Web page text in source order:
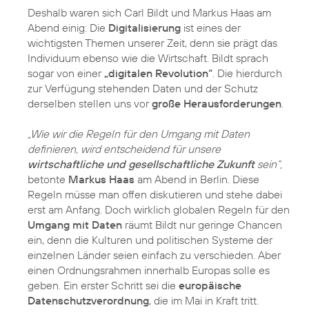
Deshalb waren sich Carl Bildt und Markus Haas am
Abend einig: Die Digitalisierung ist eines der
wichtigsten Themen unserer Zeit, denn sie prägt das
Individuum ebenso wie die Wirtschaft. Bildt sprach
sogar von einer„digitalen Revolution“. Die hierdurch
zur Verfügung stehenden Daten und der Schutz
derselben stellen uns vorgroße Herausforderungen.
„Wie wir die Regeln für den Umgang mit Daten
definieren, wird entscheidend für unsere
wirtschaftliche und gesellschaftliche Zukunftsein“,
betonte Markus Haas am Abend in Berlin. Diese
Regeln müsse man offen diskutieren und stehe dabei
erst am Anfang. Doch wirklich globalen Regeln für den
Umgang mit Daten räumt Bildt nur geringe Chancen
ein, denn die Kulturen und politischen Systeme der
einzelnen Länder seien einfach zu verschieden. Aber
einen Ordnungsrahmen innerhalb Europas solle es
geben. Ein erster Schritt sei die europäische
Datenschutzverordnung, die im Mai in Kraft tritt.